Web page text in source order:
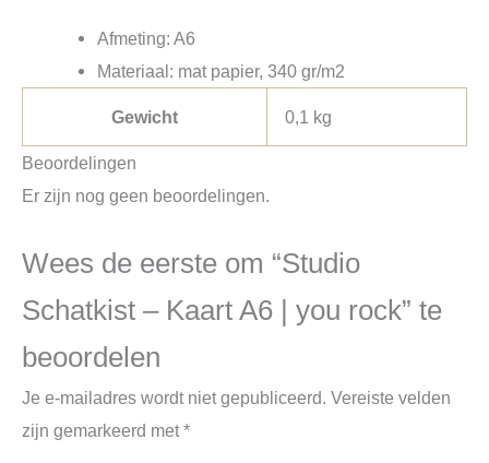
Afmeting: A6
Materiaal: mat papier, 340 gr/m2
Gewicht 0,1 kg
Beoordelingen
Er zijn nog geen beoordelingen.
Wees de eerste om “Studio
Schatkist – Kaart A6 | you rock” te
beoordelen
Je e-mailadres wordt niet gepubliceerd. Vereiste velden
zijn gemarkeerd met*